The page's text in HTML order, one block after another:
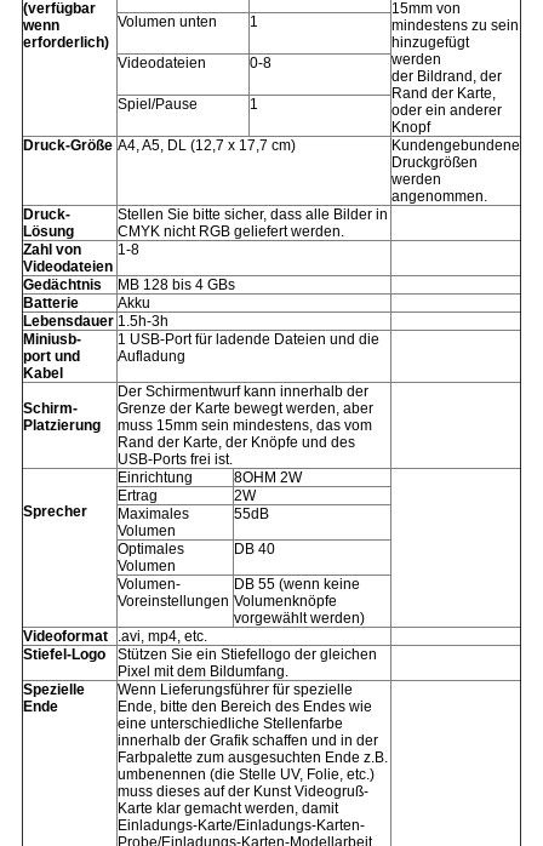
(verfügbar
wenn
erforderlich)
15mm von
mindestens zu sein
hinzugefügt
werden
der Bildrand, der
Rand der Karte,
oder ein anderer
Knopf
Volumen unten 1
Videodateien 0-8
Spiel/Pause 1
Druck-Größe A4, A5, DL (12,7 x 17,7 cm)
Kundengebundene
Druckgrößen
werden
angenommen.
Druck-
Lösung
Stellen Sie bitte sicher, dass alle Bilder in
CMYK nicht RGB geliefert werden.
Zahl von
Videodateien
1-8
Gedächtnis
MB 128 bis 4 GBs
Batterie
Akku
Lebensdauer 1.5h-3h
Miniusb-
port und
Kabel
1 USB-Port für ladende Dateien und die
Aufladung
Schirm-
Platzierung
Der Schirmentwurf kann innerhalb der
Grenze der Karte bewegt werden, aber
muss 15mm sein mindestens, das vom
Rand der Karte, der Knöpfe und des
USB-Ports frei ist.
Sprecher
Einrichtung
8OHM 2W
Ertrag
2W
Maximales
Volumen
55dB
Optimales
Volumen
DB 40
Volumen-
Voreinstellungen
DB 55 (wenn keine
Volumenknöpfe
vorgewählt werden)
Videoformat
.avi, mp4, etc.
Stiefel-Logo
Stützen Sie ein Stiefellogo der gleichen
Pixel mit dem Bildumfang.
Spezielle
Ende
Wenn Lieferungsführer für spezielle
Ende, bitte den Bereich des Endes wie
eine unterschiedliche Stellenfarbe
innerhalb der Grafik schaffen und in der
Farbpalette zum ausgesuchten Ende z.B.
umbenennen (die Stelle UV, Folie, etc.)
muss dieses auf der Kunst Videogruß-
Karte klar gemacht werden, damit
Einladungs-Karte/Einladungs-Karten-